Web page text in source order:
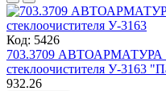
Код: 5426
703.3709 АВТОАРМАТУРА
стеклоочистителя У-3163
932.26